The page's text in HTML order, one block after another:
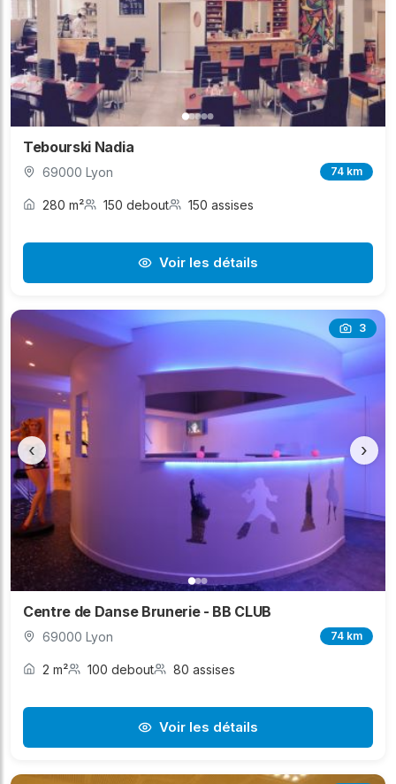
Tebourski Nadia
69000 Lyon 74 km
280 m² 150 debout 150 assises
Voir les détails
3
‹ ›
Centre de Danse Brunerie - BB CLUB
69000 Lyon 74 km
2 m² 100 debout 80 assises
Voir les détails